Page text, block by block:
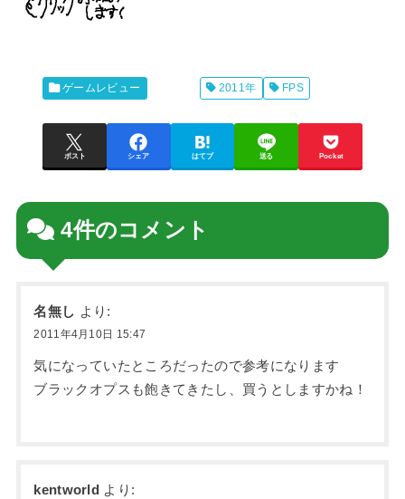
ゲームレビュー 2011年 FPS
ポスト シェア はてブ 送る Pocket
4件のコメント
名無し より:
2011年4月10日 15:47
気になっていたところだったので参考になります
ブラックオプスも飽きてきたし、買うとしますかね！
kentworld より: